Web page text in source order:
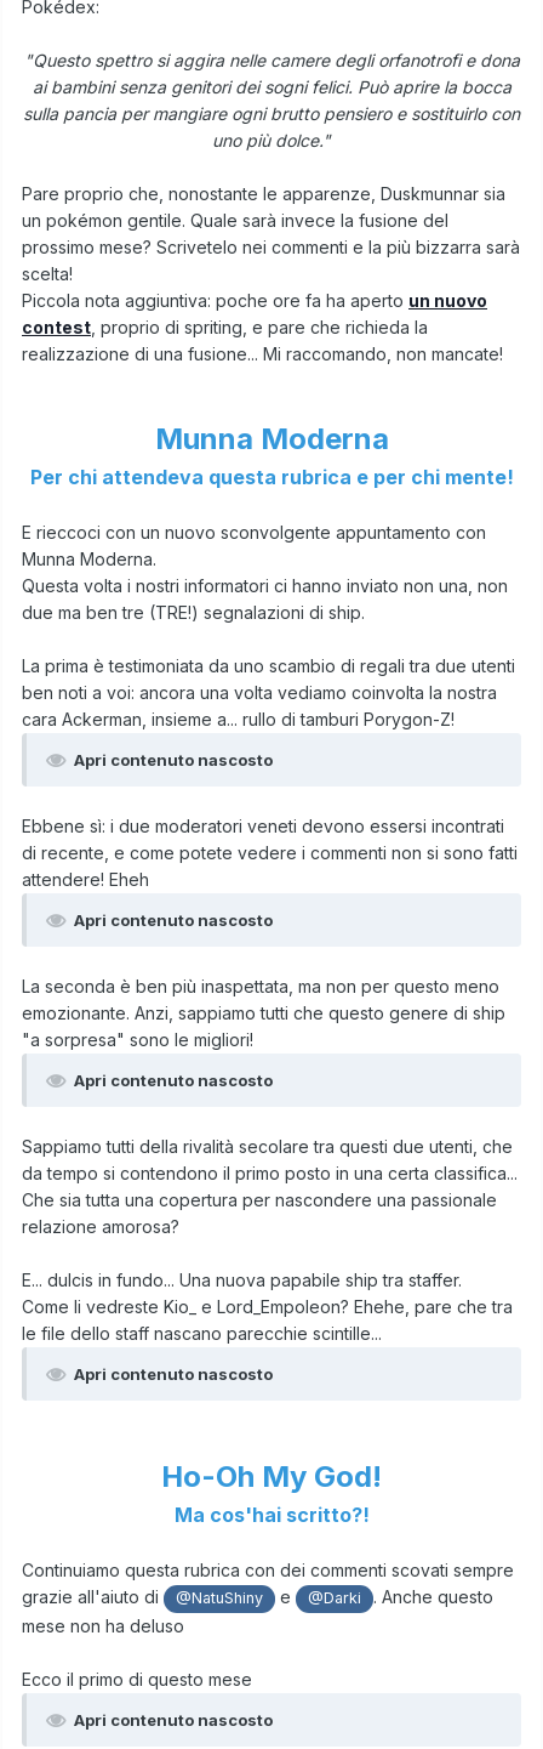
Pokédex:
"Questo spettro si aggira nelle camere degli orfanotrofi e dona
ai bambini senza genitori dei sogni felici. Può aprire la bocca
sulla pancia per mangiare ogni brutto pensiero e sostituirlo con
uno più dolce."
Pare proprio che, nonostante le apparenze, Duskmunnar sia
un pokémon gentile. Quale sarà invece la fusione del
prossimo mese? Scrivetelo nei commenti e la più bizzarra sarà
scelta!
Piccola nota aggiuntiva: poche ore fa ha aperto un nuovo
contest , proprio di spriting, e pare che richieda la
realizzazione di una fusione... Mi raccomando, non mancate!
Munna Moderna
Per chi attendeva questa rubrica e per chi mente!
E rieccoci con un nuovo sconvolgente appuntamento con
Munna Moderna.
Questa volta i nostri informatori ci hanno inviato non una, non
due ma ben tre (TRE!) segnalazioni di ship.
La prima è testimoniata da uno scambio di regali tra due utenti
ben noti a voi: ancora una volta vediamo coinvolta la nostra
cara Ackerman, insieme a... rullo di tamburi Porygon-Z!
Apri contenuto nascosto
Ebbene sì: i due moderatori veneti devono essersi incontrati
di recente, e come potete vedere i commenti non si sono fatti
attendere! Eheh
Apri contenuto nascosto
La seconda è ben più inaspettata, ma non per questo meno
emozionante. Anzi, sappiamo tutti che questo genere di ship
"a sorpresa" sono le migliori!
Apri contenuto nascosto
Sappiamo tutti della rivalità secolare tra questi due utenti, che
da tempo si contendono il primo posto in una certa classifica...
Che sia tutta una copertura per nascondere una passionale
relazione amorosa?
E... dulcis in fundo... Una nuova papabile ship tra staffer.
Come li vedreste Kio_ e Lord_Empoleon? Ehehe, pare che tra
le file dello staff nascano parecchie scintille...
Apri contenuto nascosto
Ho-Oh My God!
Ma cos'hai scritto?!
Continuiamo questa rubrica con dei commenti scovati sempre
grazie all'aiuto di
@NatuShiny e @Darki
. Anche questo
mese non ha deluso
Ecco il primo di questo mese
Apri contenuto nascosto